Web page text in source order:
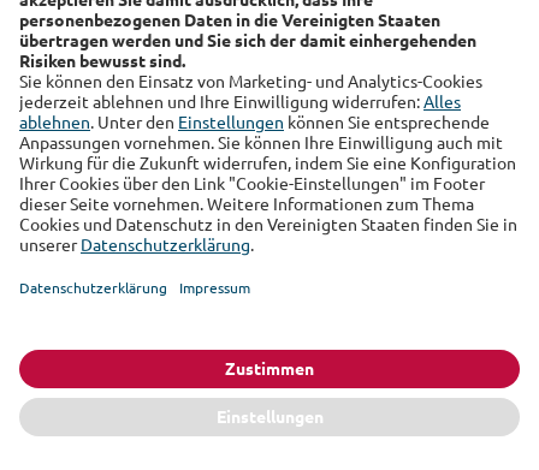
Probleme auftreten. Eine...
Weiterlesen
Finanzen & Vorsorge
Lifestyle